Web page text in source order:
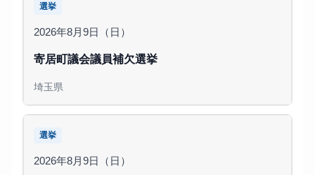
選挙
2026年8月9日（日）
寄居町議会議員補欠選挙
埼玉県
選挙
2026年8月9日（日）